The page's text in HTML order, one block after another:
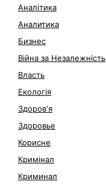
Аналітика
Аналитика
Бизнес
Війна за Незалежність
Власть
Екологія
Здоров'я
Здоровье
Корисне
Кримінал
Криминал